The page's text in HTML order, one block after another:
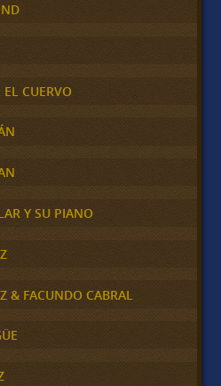
CUERVO
Y SU PIANO
& FACUNDO CABRAL